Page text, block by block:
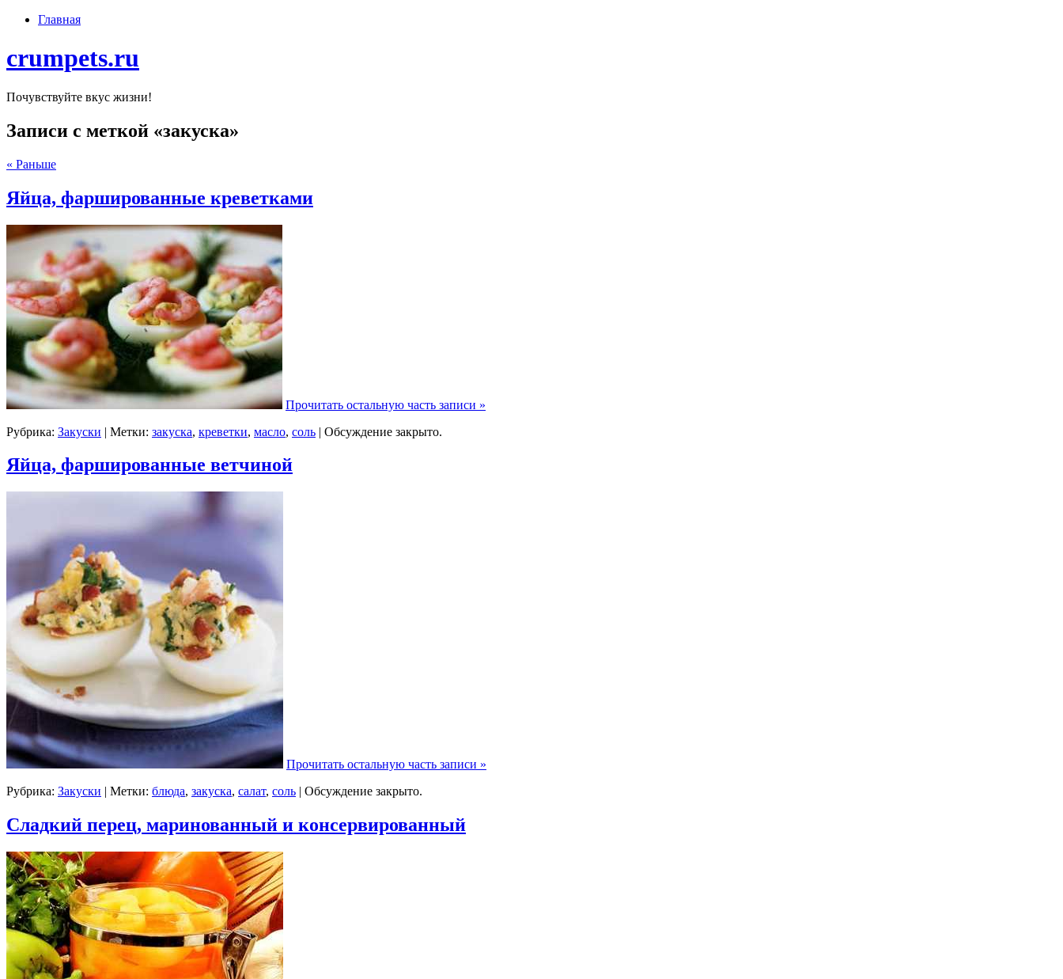
Главная
crumpets.ru
Почувствуйте вкус жизни!
Записи с меткой «закуска»
« Раньше
Яйца, фаршированные креветками
Прочитать остальную часть записи »
Рубрика: Закуски | Метки: закуска, креветки, масло, соль | Обсуждение закрыто.
Яйца, фаршированные ветчиной
Прочитать остальную часть записи »
Рубрика: Закуски | Метки: блюда, закуска, салат, соль | Обсуждение закрыто.
Сладкий перец, маринованный и консервированный